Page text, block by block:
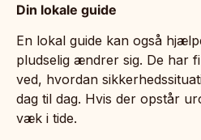
Din lokale guide
En lokal guide kan også
pludselig ændrer sig. De har
ved, hvordan
dag til dag. Hvis der opstår
væk i tide.